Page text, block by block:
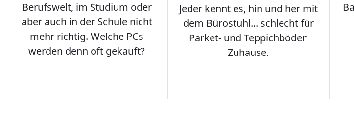
Berufswelt, im Studium oder
aber auch in der Schule nicht
mehr richtig. Welche PCs
werden denn oft gekauft?
Jeder kennt es, hin und her mit
dem Bürostuhl... schlecht für
Parket- und Teppichböden
Zuhause.